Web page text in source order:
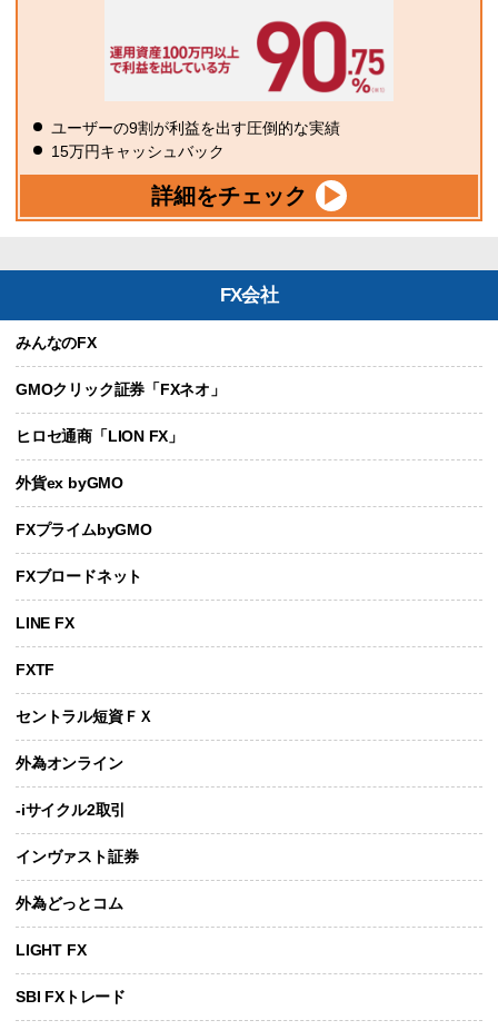
ユーザーの9割が利益を出す圧倒的な実績
15万円キャッシュバック
詳細をチェック
FX会社
みんなのFX
GMOクリック証券「FXネオ」
ヒロセ通商「LION FX」
外貨ex byGMO
FXプライムbyGMO
FXブロードネット
LINE FX
FXTF
セントラル短資ＦＸ
外為オンライン
-iサイクル2取引
インヴァスト証券
外為どっとコム
LIGHT FX
SBI FXトレード